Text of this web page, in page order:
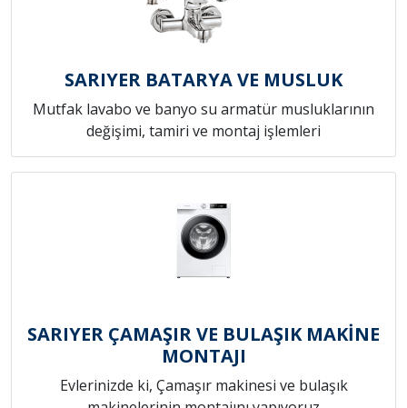
SARIYER BATARYA VE MUSLUK
Mutfak lavabo ve banyo su armatür musluklarının
değişimi, tamiri ve montaj işlemleri
SARIYER ÇAMAŞIR VE BULAŞIK MAKİNE
MONTAJI
Evlerinizde ki, Çamaşır makinesi ve bulaşık